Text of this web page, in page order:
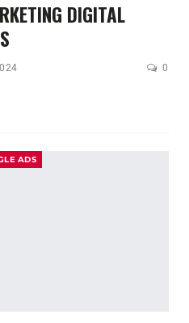
DIGITAL
0
ADS